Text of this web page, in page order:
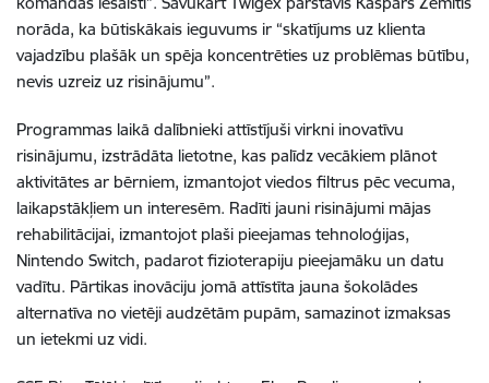
norāda, ka būtiskākais ieguvums ir “skatījums uz klienta
vajadzību plašāk un spēja koncentrēties uz problēmas būtību,
nevis uzreiz uz risinājumu”.
Programmas laikā dalībnieki attīstījuši virkni inovatīvu
risinājumu, izstrādāta lietotne, kas palīdz vecākiem plānot
aktivitātes ar bērniem, izmantojot viedos filtrus pēc vecuma,
laikapstākļiem un interesēm. Radīti jauni risinājumi mājas
rehabilitācijai, izmantojot plaši pieejamas tehnoloģijas,
Nintendo Switch, padarot fizioterapiju pieejamāku un datu
vadītu. Pārtikas inovāciju jomā attīstīta jauna šokolādes
alternatīva no vietēji audzētām pupām, samazinot izmaksas
un ietekmi uz vidi.